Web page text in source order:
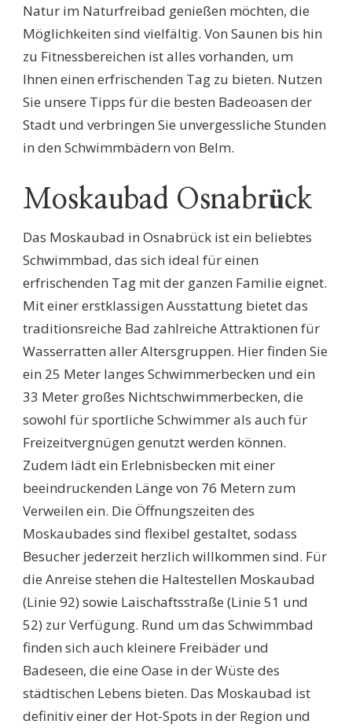
Natur im Naturfreibad genießen möchten, die
Möglichkeiten sind vielfältig. Von Saunen bis hin
zu Fitnessbereichen ist alles vorhanden, um
Ihnen einen erfrischenden Tag zu bieten. Nutzen
Sie unsere Tipps für die besten Badeoasen der
Stadt und verbringen Sie unvergessliche Stunden
in den Schwimmbädern von Belm.
Moskaubad Osnabrück
Das Moskaubad in Osnabrück ist ein beliebtes
Schwimmbad, das sich ideal für einen
erfrischenden Tag mit der ganzen Familie eignet.
Mit einer erstklassigen Ausstattung bietet das
traditionsreiche Bad zahlreiche Attraktionen für
Wasserratten aller Altersgruppen. Hier finden Sie
ein 25 Meter langes Schwimmerbecken und ein
33 Meter großes Nichtschwimmerbecken, die
sowohl für sportliche Schwimmer als auch für
Freizeitvergnügen genutzt werden können.
Zudem lädt ein Erlebnisbecken mit einer
beeindruckenden Länge von 76 Metern zum
Verweilen ein. Die Öffnungszeiten des
Moskaubades sind flexibel gestaltet, sodass
Besucher jederzeit herzlich willkommen sind. Für
die Anreise stehen die Haltestellen Moskaubad
(Linie 92) sowie Laischaftsstraße (Linie 51 und
52) zur Verfügung. Rund um das Schwimmbad
finden sich auch kleinere Freibäder und
Badeseen, die eine Oase in der Wüste des
städtischen Lebens bieten. Das Moskaubad ist
definitiv einer der Hot-Spots in der Region und